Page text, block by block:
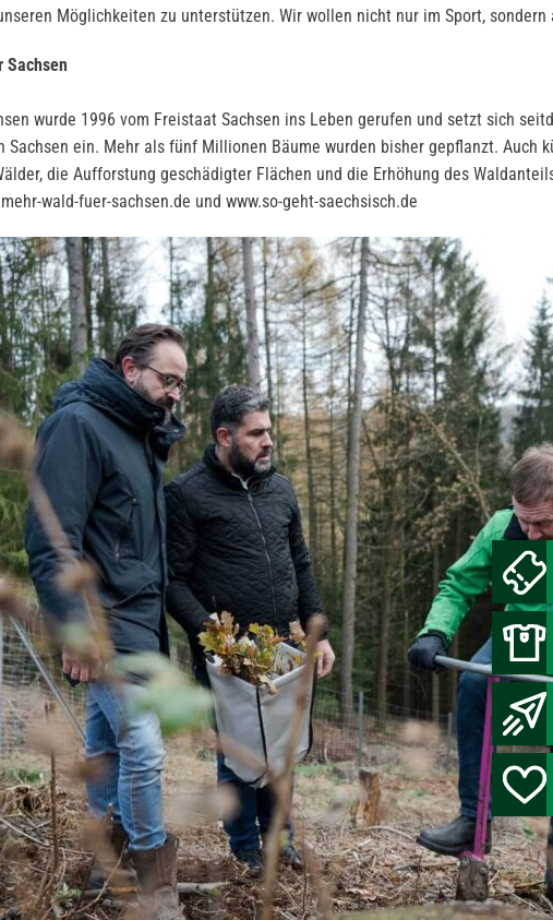
Möglichkeiten zu unterstützen. Wir wollen nicht nur im Sport, sondern
Sachsen
wurde 1996 vom Freistaat Sachsen ins Leben gerufen und setzt sich
Sachsen ein. Mehr als fünf Millionen Bäume wurden bisher gepflanzt.
die Aufforstung geschädigter Flächen und die Erhöhung des
wald-fuer-sachsen.de und www.so-geht-saechsisch.de